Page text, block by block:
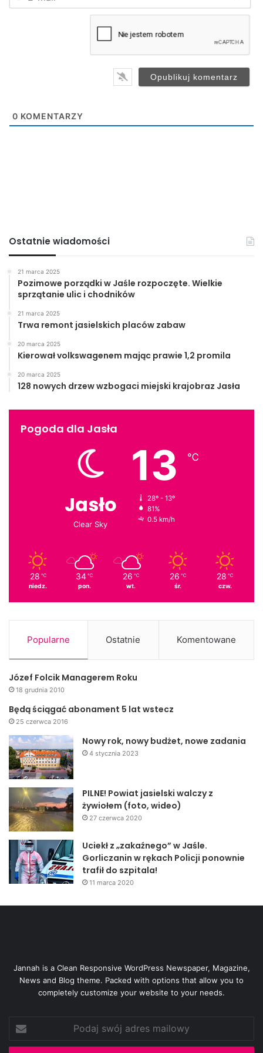
miasto powiat szkoła
m
0 KOMENTARZY
Ostatnie wiadomości
21 marca 2025
Pozimowe porządki w Jaśle rozpoczęte. Wielkie
sprzątanie ulic i chodników
21 marca 2025
Trwa remont jasielskich placów zabaw
20 marca 2025
Kierował volkswagenem mając prawie 1,2 promila
20 marca 2025
128 nowych drzew wzbogaci miejski krajobraz Jasła
Pogoda dla Jasła
Jasło
Clear Sky
13 ℃
28º - 13º
81%
0.5 km/h
28 ℃
niedz.
34 ℃
pon.
26 ℃
wt.
26 ℃
śr.
28 ℃
czw.
Popularne Ostatnie Komentowane
Józef Folcik Managerem Roku
18 grudnia 2010
Będą ściągać abonament 5 lat wstecz
25 czerwca 2016
Nowy rok, nowy budżet, nowe zadania
4 stycznia 2023
PILNE! Powiat jasielski walczy z
żywiołem (foto, wideo)
27 czerwca 2020
Uciekł z „zakaźnego” w Jaśle.
Gorliczanin w rękach Policji ponownie
trafił do szpitala!
11 marca 2020
Jannah is a Clean Responsive WordPress Newspaper, Magazine,
News and Blog theme. Packed with options that allow you to
completely customize your website to your needs.
swój
adres